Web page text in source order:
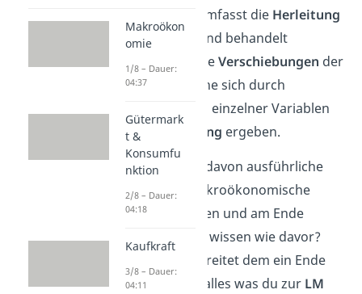
Dieser Artikel umfasst die Herleitung
derLM Kurve
und behandelt
anschließend dieVerschiebungen der
LM Kurve, welche sich durch
Veränderungen einzelner Variablen
derLM Gleichung ergeben.
Du hast genug davon ausführliche
Artikel über makroökonomische
Theorien zu lesen und am Ende
genauso viel zu wissen wie davor?
bereitet dem ein Ende
und erklärt dir alles was du zur LM
Makroökon
omie
1/8 – Dauer:
04:37
Gütermark
t &
Konsumfu
nktion
2/8 – Dauer:
04:18
Kaufkraft
3/8 – Dauer:
04:11